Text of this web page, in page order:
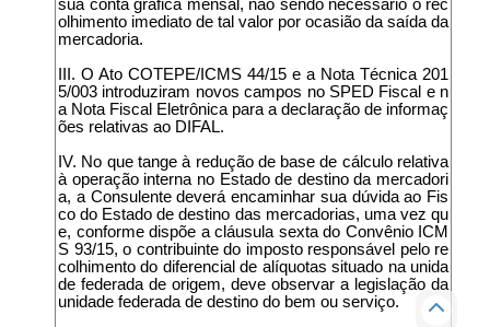
sua conta gráfica mensal, não sendo necessário o rec
olhimento imediato de tal valor por ocasião da saída da
mercadoria.
III. O Ato COTEPE/ICMS 44/15 e a Nota Técnica 201
5/003 introduziram novos campos no SPED Fiscal e n
a Nota Fiscal Eletrônica para a declaração de informaç
ões relativas ao DIFAL.
IV. No que tange à redução de base de cálculo relativa
à operação interna no Estado de destino da mercadori
a, a Consulente deverá encaminhar sua dúvida ao Fis
co do Estado de destino das mercadorias, uma vez qu
e, conforme dispõe a cláusula sexta do Convênio ICM
S 93/15, o contribuinte do imposto responsável pelo re
colhimento do diferencial de alíquotas situado na unida
de federada de origem, deve observar a legislação da
unidade federada de destino do bem ou serviço.